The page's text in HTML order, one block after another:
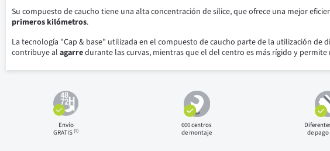
Su compuesto de caucho tiene una alta concentración de sílice, que ofrece una mejor
primeros kilómetros.
La tecnología "Cap & base" utilizada en el compuesto de caucho parte de la utilización
contribuye al agarredurante las curvas, mientras que el del centro es más rígido y permite
Envío
GRATIS(1)
600 centros
de montaje
de